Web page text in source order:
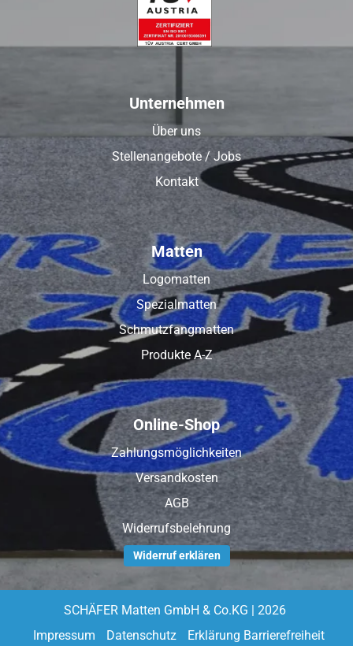
Unternehmen
Über uns
Stellenangebote / Jobs
Kontakt
Matten
Logomatten
Spezialmatten
Schmutzfangmatten
Produkte A-Z
Online-Shop
Zahlungsmöglichkeiten
Versandkosten
AGB
Widerrufsbelehrung
Widerruf erklären
SCHÄFER Matten GmbH & Co.KG | 2026
Impressum
Datenschutz Erklärung Barrierefreiheit